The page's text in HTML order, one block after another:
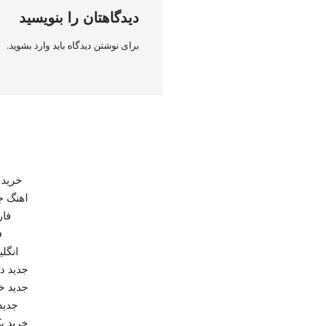
دیدگاهتان را بنویسید
برای نوشتن دیدگاه باید وارد بشوید.
خرید
اهنگ
جدید
جدید
خرید